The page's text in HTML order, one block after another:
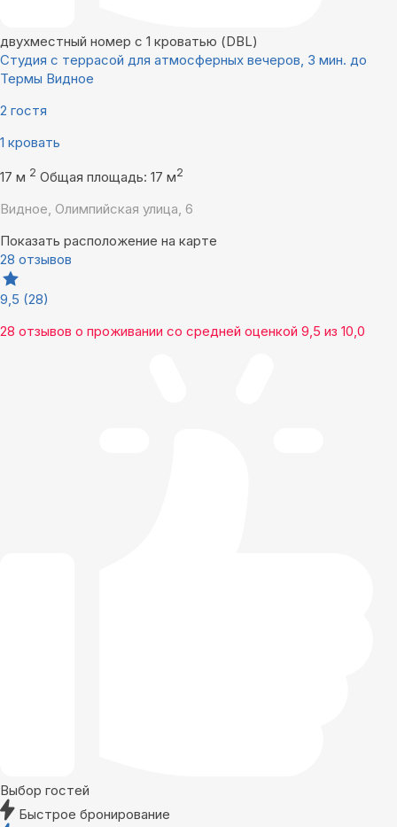
двухместный номер с 1 кроватью (DBL)
Студия с террасой для атмосферных вечеров, 3 мин. до
Термы Видное
2 гостя
1 кровать
17 м 2 Общая площадь: 17 м2
Видное, Олимпийская улица, 6
Показать расположение на карте
28 отзывов
9,5 (28)
28 отзывов о проживании со средней оценкой 9,5 из 10,0
Выбор гостей
Быстрое бронирование